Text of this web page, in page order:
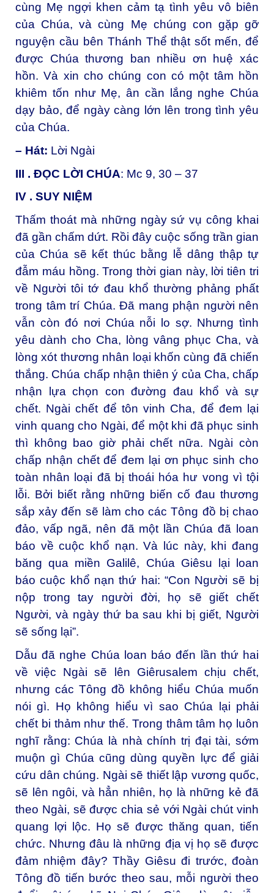
cùng Mẹ ngợi khen cảm tạ tình yêu vô biên
của Chúa, và cùng Mẹ chúng con gặp gỡ
nguyện cầu bên Thánh Thể thật sốt mến, để
được Chúa thương ban nhiều ơn huệ xác
hồn. Và xin cho chúng con có một tâm hồn
khiêm tốn như Mẹ, ân cần lắng nghe Chúa
dạy bảo, để ngày càng lớn lên trong tình yêu
của Chúa.
– Hát: Lời Ngài
III . ĐỌC LỜI CHÚA: Mc 9, 30 – 37
IV . SUY NIỆM
Thấm thoát mà những ngày sứ vụ công khai
đã gần chấm dứt. Rồi đây cuộc sống trần gian
của Chúa sẽ kết thúc bằng lễ dâng thập tự
đẫm máu hồng. Trong thời gian này, lời tiên tri
về Người tôi tớ đau khổ thường phảng phất
trong tâm trí Chúa. Đã mang phận người nên
vẫn còn đó nơi Chúa nỗi lo sợ. Nhưng tình
yêu dành cho Cha, lòng vâng phục Cha, và
lòng xót thương nhân loại khốn cùng đã chiến
thắng. Chúa chấp nhận thiên ý của Cha, chấp
nhận lựa chọn con đường đau khổ và sự
chết. Ngài chết để tôn vinh Cha, để đem lại
vinh quang cho Ngài, để một khi đã phục sinh
thì không bao giờ phải chết nữa. Ngài còn
chấp nhận chết để đem lại ơn phục sinh cho
toàn nhân loại đã bị thoái hóa hư vong vì tội
lỗi. Bởi biết rằng những biến cố đau thương
sắp xảy đến sẽ làm cho các Tông đồ bị chao
đảo, vấp ngã, nên đã một lần Chúa đã loan
báo về cuộc khổ nạn. Và lúc này, khi đang
băng qua miền Galilê, Chúa Giêsu lại loan
báo cuộc khổ nạn thứ hai: “Con Người sẽ bị
nộp trong tay người đời, họ sẽ giết chết
Người, và ngày thứ ba sau khi bị giết, Người
sẽ sống lại”.
Dẫu đã nghe Chúa loan báo đến lần thứ hai
về việc Ngài sẽ lên Giêrusalem chịu chết,
nhưng các Tông đồ không hiểu Chúa muốn
nói gì. Họ không hiểu vì sao Chúa lại phải
chết bi thảm như thế. Trong thâm tâm họ luôn
nghĩ rằng: Chúa là nhà chính trị đại tài, sớm
muộn gì Chúa cũng dùng quyền lực để giải
cứu dân chúng. Ngài sẽ thiết lập vương quốc,
sẽ lên ngôi, và hẳn nhiên, họ là những kẻ đã
theo Ngài, sẽ được chia sẻ với Ngài chút vinh
quang lợi lộc. Họ sẽ được thăng quan, tiến
chức. Nhưng đâu là những địa vị họ sẽ được
đảm nhiệm đây? Thầy Giêsu đi trước, đoàn
Tông đồ tiến bước theo sau, mỗi người theo